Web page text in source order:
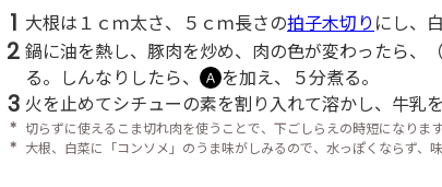
1 大根は１ｃｍ太さ、５ｃｍ長さの拍子木切り にし、
2 鍋に油を熱し、豚肉を炒め、肉の色が変わったら、
る。しんなりしたら、
Ａ を加え、５分煮る。
3 火を止めてシチューの素を割り入れて溶かし、牛乳
＊ 切らずに使えるこま切れ肉を使うことで、下ごしらえの時短になります
＊ 大根、白菜に「コンソメ」のうま味がしみるので、水っぽくならず、